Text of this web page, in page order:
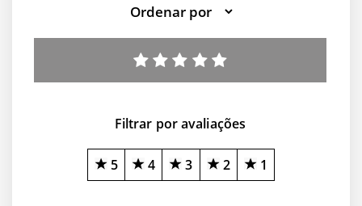
Filtrar por avaliações
5 4 3 2 1